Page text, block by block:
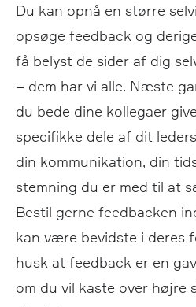
Du kan opnå en større
opsøge feedback og
få belyst de sider af dig
– dem har vi alle. Næste
du bede dine kollegaer
specifikke dele af dit
din kommunikation, din
stemning du er med til at
Bestil gerne feedbacken
kan være bevidste i deres
husk at feedback er en
om du vil kaste over højre